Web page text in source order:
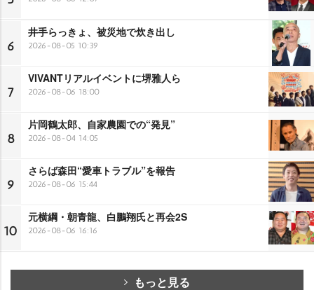
6
井手らっきょ、被災地で炊き出し
2026-08-05 10:39
7
VIVANTリアルイベントに堺雅人ら
2026-08-06 18:00
8
片岡鶴太郎、自家農園での“発見”
2026-08-04 14:05
9
さらば森田“愛車トラブル”を報告
2026-08-06 15:44
10
元横綱・朝青龍、白鵬翔氏と再会2S
2026-08-06 16:16
もっと見る